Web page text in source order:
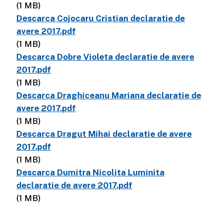
(1 MB)
Descarca Cojocaru Cristian declaratie de
avere 2017.pdf
(1 MB)
Descarca Dobre Violeta declaratie de avere
2017.pdf
(1 MB)
Descarca Draghiceanu Mariana declaratie de
avere 2017.pdf
(1 MB)
Descarca Dragut Mihai declaratie de avere
2017.pdf
(1 MB)
Descarca Dumitra Nicolita Luminita
declaratie de avere 2017.pdf
(1 MB)